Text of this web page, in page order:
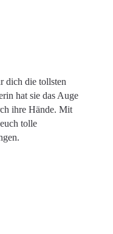
dich die tollsten
hat sie das Auge
ihre Hände. Mit
tolle